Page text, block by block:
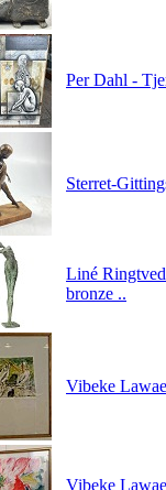
Per Dahl -
Sterret-
Liné
bronze ..
Vibeke
Vibeke